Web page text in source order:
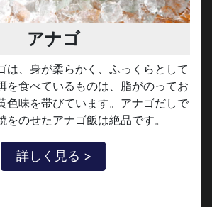
アナゴ
は、身が柔らかく、ふっくらとして
を食べているものは、脂がのってお
色味を帯びています。アナゴだしで
をのせたアナゴ飯は絶品です。
詳しく見る >